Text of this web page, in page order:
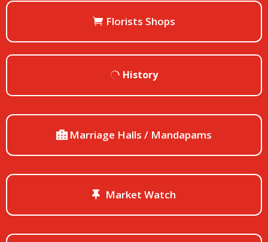
Florists Shops
History
Marriage Halls / Mandapams
Market Watch